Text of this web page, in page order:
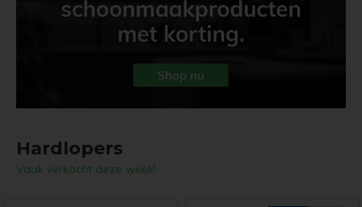
Hardlopers
Vaak verkocht deze week!